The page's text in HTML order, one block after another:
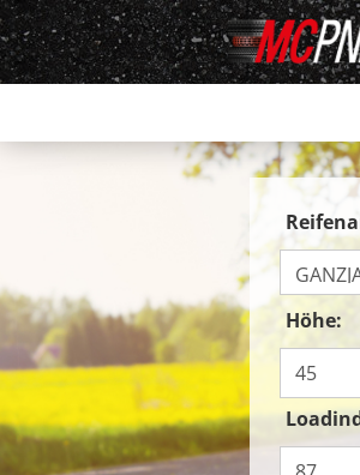
Höhe: